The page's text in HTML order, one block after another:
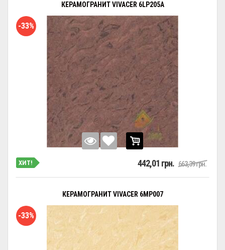
КЕРАМОГРАНИТ VIVACER 6LP205A
-33%
ХИТ! 442,01 грн. 663,39 грн.
КЕРАМОГРАНИТ VIVACER 6MP007
-33%